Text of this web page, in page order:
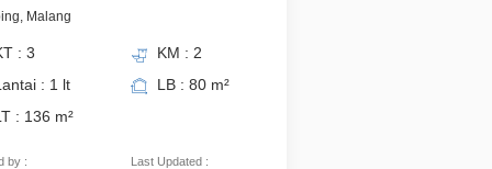
Malang
: 3
KM : 2
: 1 lt
LB : 80 m²
: 136 m²
by : Last Updated :